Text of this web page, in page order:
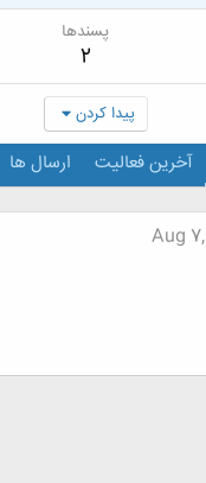
پسندها
2
پیدا کردن
آخرین فعالیت ارسال ها
Aug